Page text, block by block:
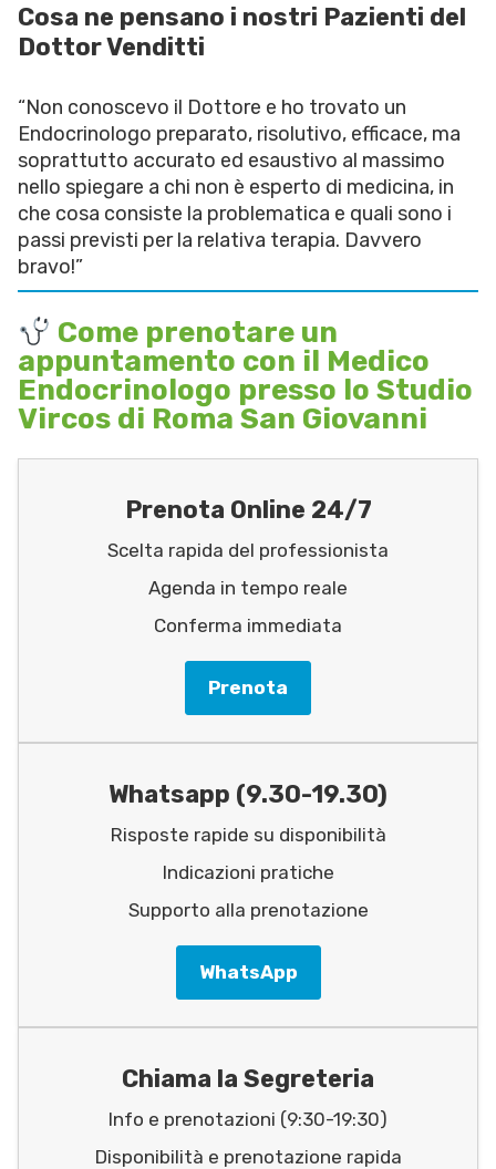
Cosa ne pensano i nostri Pazienti del
Dottor Venditti
“Non conoscevo il Dottore e ho trovato un
Endocrinologo preparato, risolutivo, efficace, ma
soprattutto accurato ed esaustivo al massimo
nello spiegare a chi non è esperto di medicina, in
che cosa consiste la problematica e quali sono i
passi previsti per la relativa terapia. Davvero
bravo!”
Come prenotare un
appuntamento con il Medico
Endocrinologo presso lo Studio
Vircos di Roma San Giovanni
Prenota Online 24/7
Scelta rapida del professionista
Agenda in tempo reale
Conferma immediata
Prenota
Whatsapp (9.30-19.30)
Risposte rapide su disponibilità
Indicazioni pratiche
Supporto alla prenotazione
WhatsApp
Chiama la Segreteria
Info e prenotazioni (9:30-19:30)
Disponibilità e prenotazione rapida